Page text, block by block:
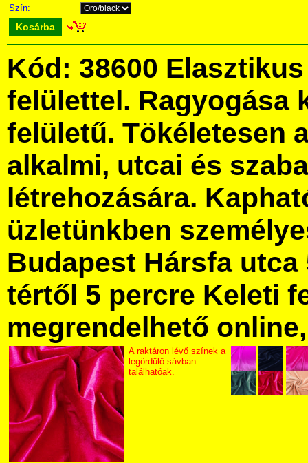
Szín:
Kosárba
Kód: 38600
felülettel. Ragyogása
felületű. Tökéletesen
alkalmi, utcai és
létrehozására.
üzletünkben
Budapest Hársfa utca
tértől 5 percre Keleti
megrendelhető
A raktáron lévő színek a
legördülő sávban
találhatóak.